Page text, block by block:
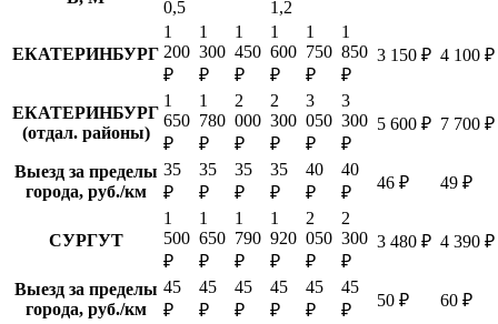
0,5
1,2
ЕКАТЕРИНБУРГ
1
200
₽
1
300
₽
1
450
₽
1
600
₽
1
750
₽
1
850
₽
3 150 ₽ 4 100 ₽
ЕКАТЕРИНБУРГ
(отдал. районы)
1
650
₽
1
780
₽
2
000
₽
2
300
₽
3
050
₽
3
300
₽
5 600 ₽ 7 700 ₽
Выезд за пределы
города, руб./км
35
₽
35
₽
35
₽
35
₽
40
₽
40
₽
46 ₽ 49 ₽
СУРГУТ
1
500
₽
1
650
₽
1
790
₽
1
920
₽
2
050
₽
2
300
₽
3 480 ₽ 4 390 ₽
Выезд за пределы
города, руб./км
45
₽
45
₽
45
₽
45
₽
45
₽
45
₽
50 ₽ 60 ₽